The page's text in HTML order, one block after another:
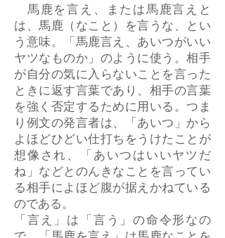
馬鹿を言え、または馬鹿言えと
は、馬鹿（なこと）を言うな、とい
う意味。「馬鹿言え、あいつがいい
ヤツなものか」のように使う。相手
が自分の気に入らないことを言った
ときに返す言葉であり、相手の言葉
を強く否定するために用いる。つま
り例文の発言者は、「あいつ」から
よほどひどい仕打ちをうけたことが
想像され、「あいつはいいヤツだ
ね」などとのんきなことを言ってい
る相手によほど腹が据えかねている
のである。
「言え」は「言う」の命令形なの